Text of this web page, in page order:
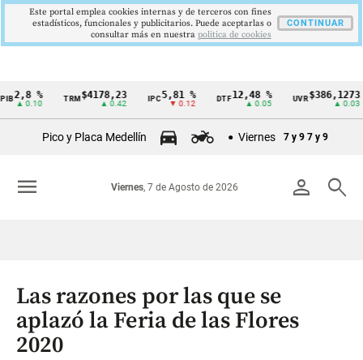
Cintillo
Colombia
% TRM $4178,23
▲ 0.42
IPC 5,81 %
▼ 0.12
DTF 12,48 %
▲ 0.05
UVR $386,1273
▲ 0.03
Pico y Placa Medellín Viernes 7 y 9 7 y 9
person search
Viernes, 7 de Agosto de 2026
menu
Las razones por las que se
aplazó la Feria de las Flores
2020
Este portal emplea cookies internas y de terceros con fines
estadísticos, funcionales y publicitarios. Puede aceptarlas o
consultar más en nuestra politica de cookies
CONTINUAR